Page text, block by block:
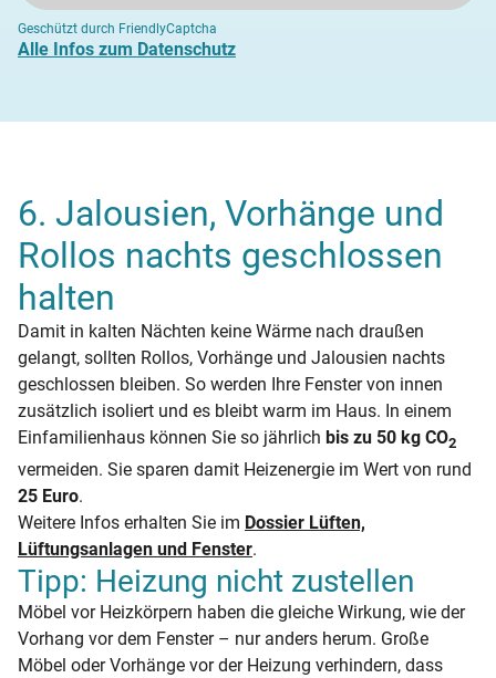
Geschützt durch FriendlyCaptcha
Alle Infos zum Datenschutz
6. Jalousien, Vorhänge und
Rollos nachts geschlossen
halten
Damit in kalten Nächten keine Wärme nach draußen
gelangt, sollten Rollos, Vorhänge und Jalousien nachts
geschlossen bleiben. So werden Ihre Fenster von innen
zusätzlich isoliert und es bleibt warm im Haus. In einem
Einfamilienhaus können Sie so jährlich bis zu 50 kg CO2
vermeiden. Sie sparen damit Heizenergie im Wert von rund
25 Euro.
Weitere Infos erhalten Sie im Dossier Lüften,
Lüftungsanlagen und Fenster.
Tipp: Heizung nicht zustellen
Möbel vor Heizkörpern haben die gleiche Wirkung, wie der
Vorhang vor dem Fenster – nur anders herum. Große
Möbel oder Vorhänge vor der Heizung verhindern, dass